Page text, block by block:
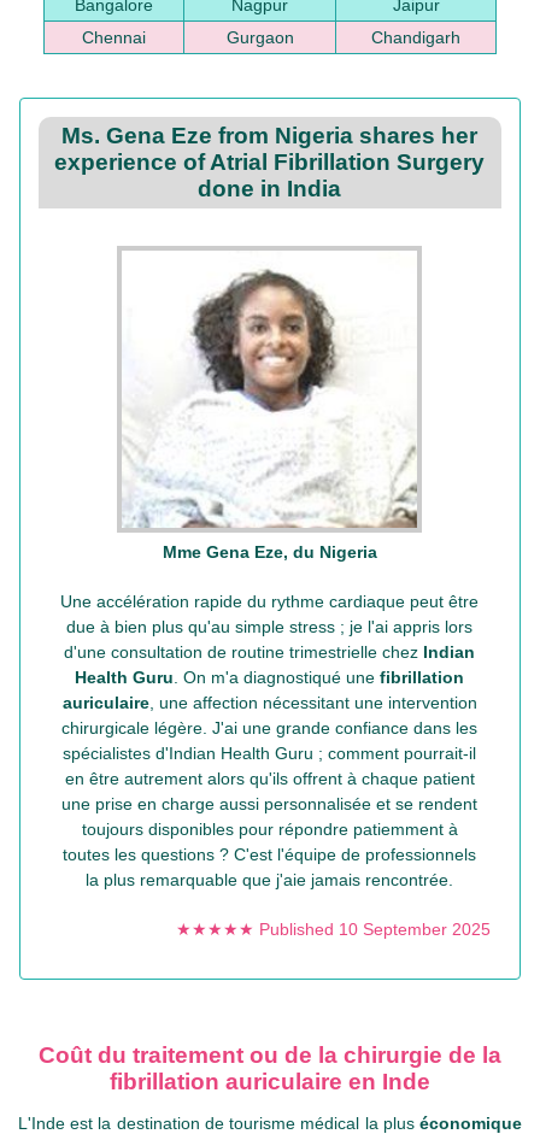
Bangalore Nagpur
Jaipur
Chennai
Gurgaon Chandigarh
Ms. Gena Eze from Nigeria shares her
experience of Atrial Fibrillation Surgery
done in India
Mme Gena Eze, du Nigeria
Une accélération rapide du rythme cardiaque peut être
due à bien plus qu'au simple stress ; je l'ai appris lors
d'une consultation de routine trimestrielle chez Indian
Health Guru. On m'a diagnostiqué unefibrillation
auriculaire, une affection nécessitant une intervention
chirurgicale légère. J'ai une grande confiance dans les
spécialistes d'Indian Health Guru ; comment pourrait-il
en être autrement alors qu'ils offrent à chaque patient
une prise en charge aussi personnalisée et se rendent
toujours disponibles pour répondre patiemment à
toutes les questions ? C'est l'équipe de professionnels
la plus remarquable que j'aie jamais rencontrée.
★★★★★ Published 10 September 2025
Coût du traitement ou de la chirurgie de la
fibrillation auriculaire en Inde
L'Inde est la destination de tourisme médical la plus économique